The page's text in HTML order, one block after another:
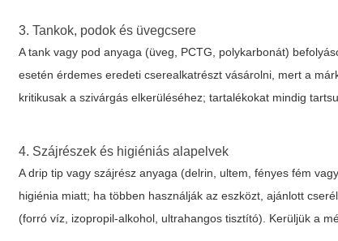
3. Tankok, podok és üvegcsere
A tank vagy pod anyaga (üveg, PCTG, polykarbonát)
esetén érdemes eredeti cserealkatrészt vásárolni, mert a
kritikusak a szivárgás elkerüléséhez; tartalékokat mindig
4. Szájrészek és higiéniás alapelvek
A drip tip vagy szájrész anyaga (delrin, ultem, fényes fém
higiénia miatt; ha többen használják az eszközt, ajánlott
(forró víz, izopropil-alkohol, ultrahangos tisztító). Kerüljük a